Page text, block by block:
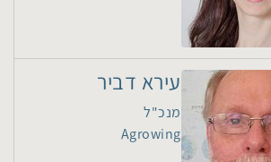
עירא דביר
מנכ"ל
Agrowing